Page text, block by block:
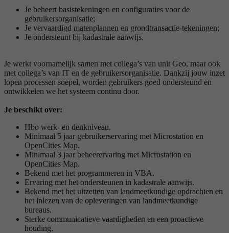
Je beheert basistekeningen en configuraties voor de
gebruikersorganisatie;
Je vervaardigd matenplannen en grondtransactie-tekeningen;
Je ondersteunt bij kadastrale aanwijs.
Je werkt voornamelijk samen met collega’s van unit Geo, maar ook
met collega’s van IT en de gebruikersorganisatie. Dankzij jouw inzet
lopen processen soepel, worden gebruikers goed ondersteund en
ontwikkelen we het systeem continu door.
Je beschikt over:
Hbo werk- en denkniveau.
Minimaal 5 jaar gebruikerservaring met Microstation en
OpenCities Map.
Minimaal 3 jaar beheerervaring met Microstation en
OpenCities Map.
Bekend met het programmeren in VBA.
Ervaring met het ondersteunen in kadastrale aanwijs.
Bekend met het uitzetten van landmeetkundige opdrachten en
het inlezen van de opleveringen van landmeetkundige
bureaus.
Sterke communicatieve vaardigheden en een proactieve
houding.